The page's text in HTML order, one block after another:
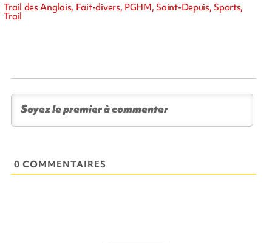
Trail des Anglais, Fait-divers, PGHM, Saint-Depuis, Sports,
Trail
0 COMMENTAIRES